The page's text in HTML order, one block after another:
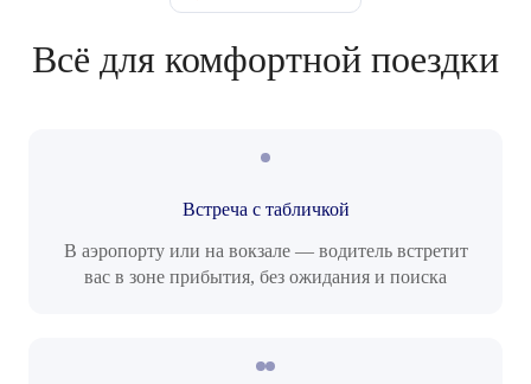
Всё для комфортной поездки
Встреча с табличкой
В аэропорту или на вокзале — водитель встретит
вас в зоне прибытия, без ожидания и поиска